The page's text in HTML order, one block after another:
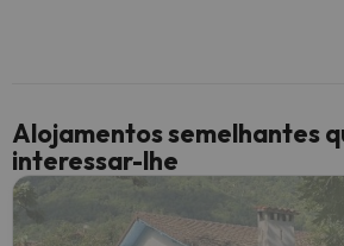
Alojamentos semelhantes
interessar-lhe